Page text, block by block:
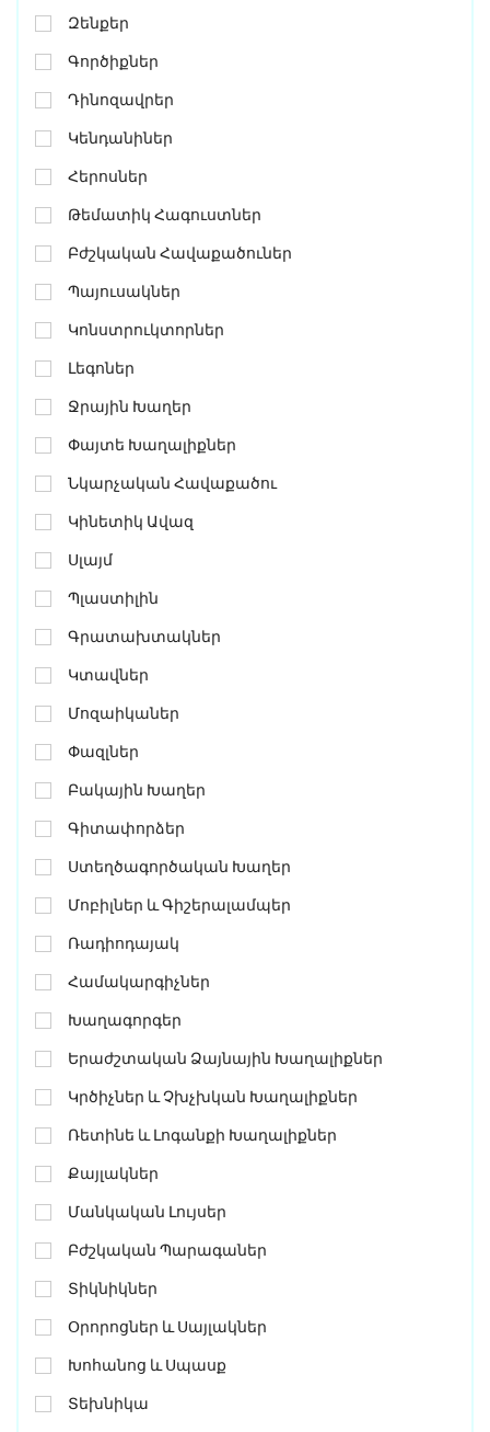
Զենքեր
Գործիքներ
Դինոզավրեր
Կենդանիներ
Հերոսներ
Թեմատիկ Հագուստներ
Բժշկական Հավաքածուներ
Պայուսակներ
Կոնստրուկտորներ
Լեգոներ
Ջրային Խաղեր
Փայտե Խաղալիքներ
Նկարչական Հավաքածու
Կինետիկ Ավազ
Սլայմ
Պլաստիլին
Գրատախտակներ
Կտավներ
Մոզաիկաներ
Փազլներ
Բակային Խաղեր
Գիտափորձեր
Ստեղծագործական Խաղեր
Մոբիլներ ԵՒ Գիշերալամպեր
Ռադիոդայակ
Համակարգիչներ
Խաղագորգեր
Երաժշտական Ձայնային Խաղալիքներ
Կրծիչներ ԵՒ Չխչխկան Խաղալիքներ
Ռետինե ԵՒ Լոգանքի Խաղալիքներ
Քայլակներ
Մանկական Լույսեր
Բժշկական Պարագաներ
Տիկնիկներ
Օրորոցներ ԵՒ Սայլակներ
Խոհանոց ԵՒ Սպասք
Տեխնիկա